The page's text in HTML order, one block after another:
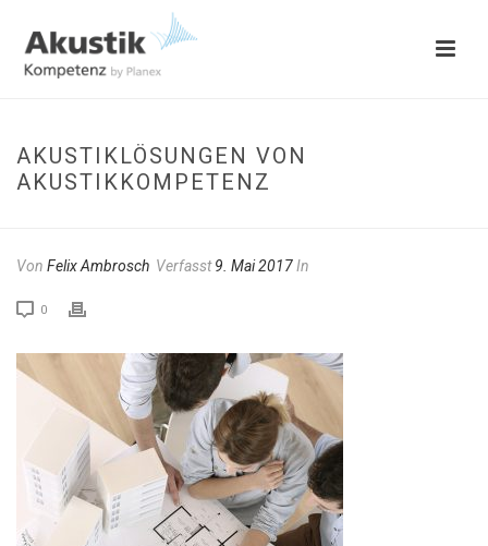
AKUSTIKLÖSUNGEN VON
AKUSTIKKOMPETENZ
Von Felix Ambrosch Verfasst9. Mai 2017In
0